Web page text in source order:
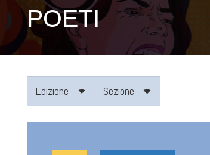
POETI
Edizione Sezione